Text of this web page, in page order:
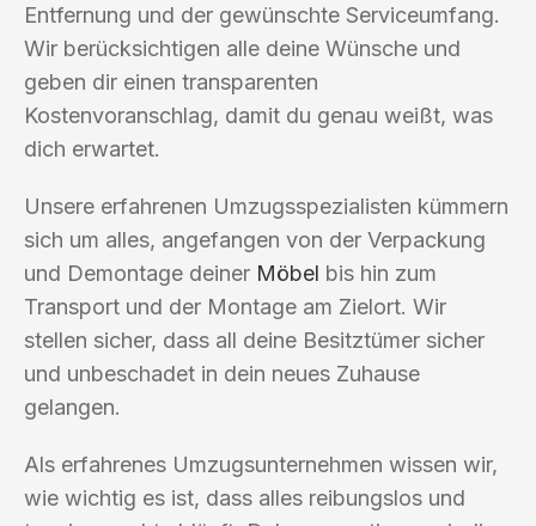
Entfernung und der gewünschte Serviceumfang.
Wir berücksichtigen alle deine Wünsche und
geben dir einen transparenten
Kostenvoranschlag, damit du genau weißt, was
dich erwartet.
Unsere erfahrenen Umzugsspezialisten kümmern
sich um alles, angefangen von der Verpackung
und Demontage deiner Möbel bis hin zum
Transport und der Montage am Zielort. Wir
stellen sicher, dass all deine Besitztümer sicher
und unbeschadet in dein neues Zuhause
gelangen.
Als erfahrenes Umzugsunternehmen wissen wir,
wie wichtig es ist, dass alles reibungslos und